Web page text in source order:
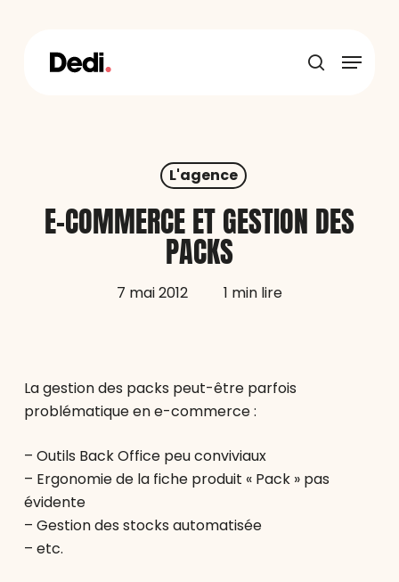
recherche
Menu
L'agence
E-COMMERCE ET GESTION DES
PACKS
7 mai 2012 1 min lire
La gestion des packs peut-être parfois
problématique en e-commerce :
– Outils Back Office peu conviviaux
– Ergonomie de la fiche produit « Pack » pas
évidente
– Gestion des stocks automatisée
– etc.